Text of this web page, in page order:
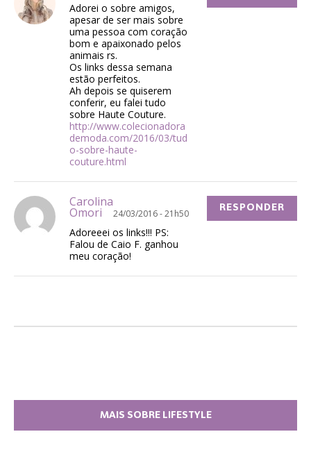
Adorei o sobre amigos,
apesar de ser mais sobre
uma pessoa com coração
bom e apaixonado pelos
animais rs.
Os links dessa semana
estão perfeitos.
Ah depois se quiserem
conferir, eu falei tudo
sobre Haute Couture.
http://www.colecionadora
demoda.com/2016/03/tud
o-sobre-haute-
couture.html
Carolina
Omori 24/03/2016 - 21h50
Adoreeei os links!!! PS:
Falou de Caio F. ganhou
meu coração!
RESPONDER
MAIS SOBRE LIFESTYLE